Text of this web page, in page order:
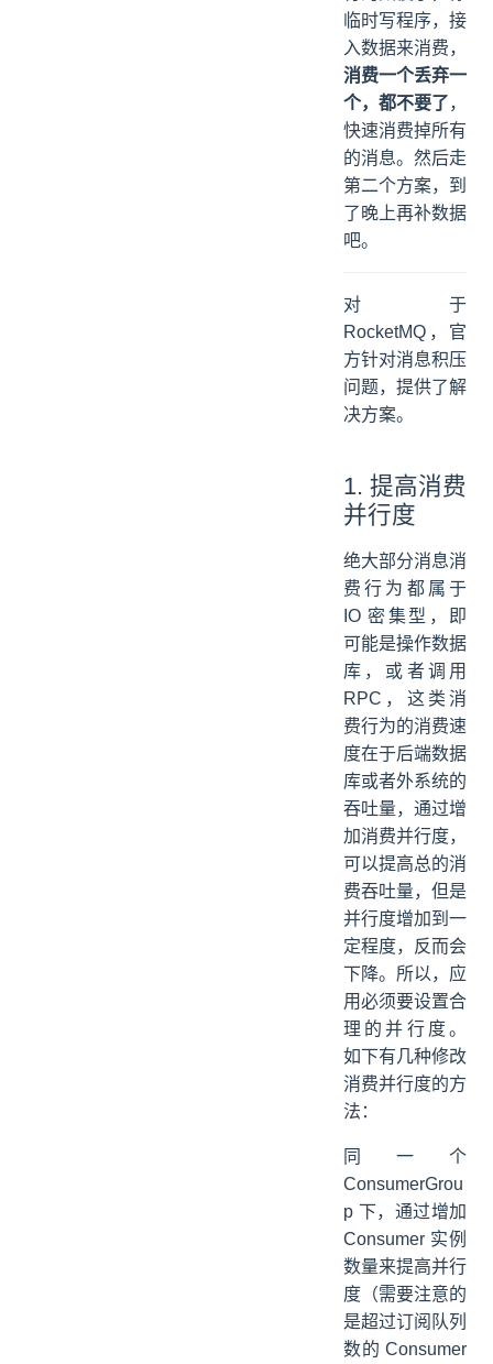
临时写程序，接
入数据来消费，
消费一个丢弃一
个，都不要了，
快速消费掉所有
的消息。然后走
第二个方案，到
了晚上再补数据
吧。
对于
RocketMQ，官
方针对消息积压
问题，提供了解
决方案。
1. 提高消费
并行度
绝大部分消息消
费行为都属于
IO 密集型，即
可能是操作数据
库，或者调用
RPC，这类消
费行为的消费速
度在于后端数据
库或者外系统的
吞吐量，通过增
加消费并行度，
可以提高总的消
费吞吐量，但是
并行度增加到一
定程度，反而会
下降。所以，应
用必须要设置合
理的并行度。
如下有几种修改
消费并行度的方
法：
同一个
ConsumerGrou
p 下，通过增加
Consumer 实例
数量来提高并行
度（需要注意的
是超过订阅队列
数的 Consumer